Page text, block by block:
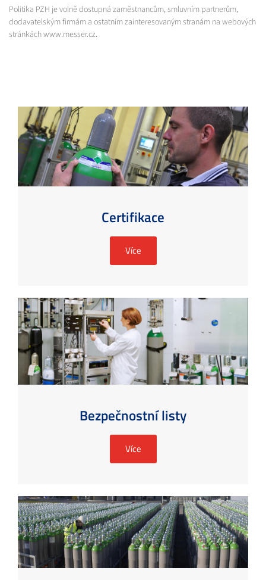
Politika PZH je volně dostupná zaměstnancům, smluvním partnerům,
dodavatelským firmám a ostatním zainteresovaným stranám na webových
stránkách www.messer.cz.
Certifikace
Více
Bezpečnostní listy
Více